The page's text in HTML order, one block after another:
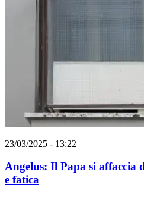
23/03/2025 - 13:22
Angelus: Il Papa si affaccia
e fatica